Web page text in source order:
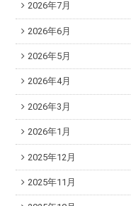
2026年7月
2026年6月
2026年5月
2026年4月
2026年3月
2026年1月
2025年12月
2025年11月